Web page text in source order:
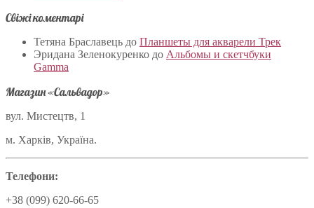
Свіжі коментарі
Тетяна Браславець до Планшеты для акварели Трек
Эридана Зеленокуренко до Альбомы и скетчбуки
Gamma
Магазин «Сальвадор»
вул. Мистецтв, 1
м. Харків, Україна.
Телефони:
+38 (099) 620-66-65